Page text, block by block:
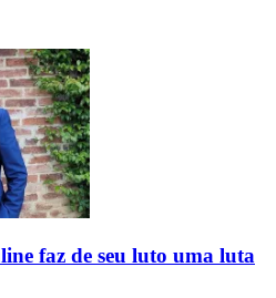
faz de seu luto uma luta